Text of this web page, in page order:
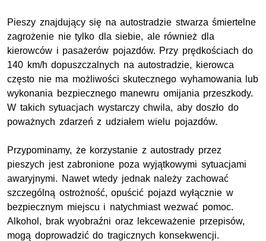
Pieszy znajdujący się na autostradzie stwarza śmiertelne
zagrożenie nie tylko dla siebie, ale również dla
kierowców i pasażerów pojazdów. Przy prędkościach do
140 km/h dopuszczalnych na autostradzie, kierowca
często nie ma możliwości skutecznego wyhamowania lub
wykonania bezpiecznego manewru omijania przeszkody.
W takich sytuacjach wystarczy chwila, aby doszło do
poważnych zdarzeń z udziałem wielu pojazdów.
Przypominamy, że korzystanie z autostrady przez
pieszych jest zabronione poza wyjątkowymi sytuacjami
awaryjnymi. Nawet wtedy jednak należy zachować
szczególną ostrożność, opuścić pojazd wyłącznie w
bezpiecznym miejscu i natychmiast wezwać pomoc.
Alkohol, brak wyobraźni oraz lekceważenie przepisów,
mogą doprowadzić do tragicznych konsekwencji.